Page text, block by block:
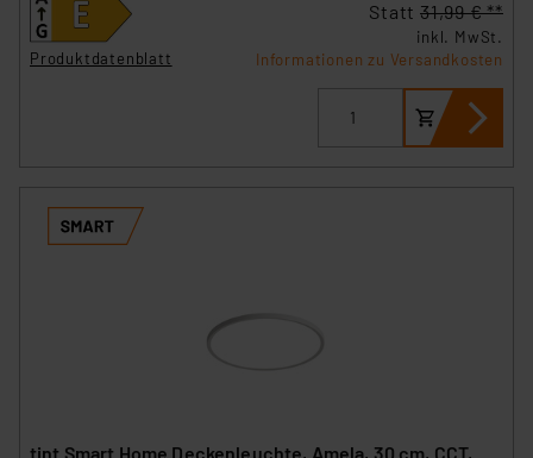
Produktdatenblatt
Statt 31,99 € **
inkl. MwSt.
Informationen zu Versandkosten
tint Smart Home Deckenleuchte, Amela, 30 cm, CCT,